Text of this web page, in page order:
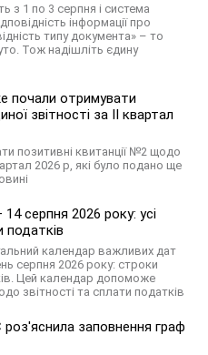
з 1 по 3 серпня і система
інформації про
типу документа» – то
Тож надішліть єдину
почали отримувати
звітності за ІІ квартал
позитивні квитанції №2 щодо
2026 р, які було подано ще
серпня 2026 року: усі
податків
календар важливих дат
серпня 2026 року: строки
Цей календар допоможе
звітності та сплати податків
роз'яснила заповнення граф